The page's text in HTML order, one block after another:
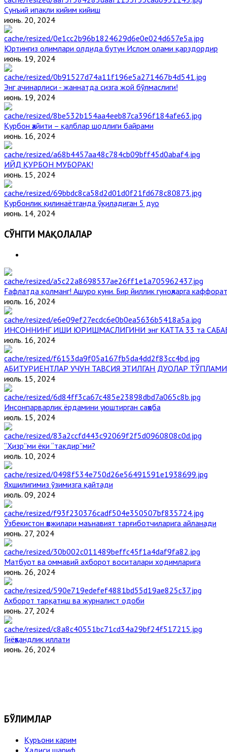
Сунъий ипакли кийим кийиш
июнь. 20, 2024
Юртингиз олимлари олдида бутун Ислом олами қарздордир
июнь. 19, 2024
Энг ачинарлиси - жаннатда сизга жой бўлмаслиги!
июнь. 19, 2024
Қурбон ҳайити – қалблар шодлиги байрами
июнь. 16, 2024
ИЙД ҚУРБОН МУБОРАК!
июнь. 15, 2024
Қурбонлик қилинаётганда ўқиладиган 5 дуо
июнь. 14, 2024
СЎНГГИ МАҚОЛАЛАР
Ғафлатда қолманг! Ашуро куни. Бир йиллик гуноҳларга
июль. 16, 2024
ИНСОННИНГ ИШИ ЮРИШМАСЛИГИНИ энг КАТТА 33 та
июль. 16, 2024
АБИТУРИЕНТЛАР УЧУН ТАВСИЯ ЭТИЛГАН ДУОЛАР ТЎПЛАМИ
июль. 15, 2024
Инсонпарварлик ёрдамини уюштирган саҳоба
июль. 15, 2024
“Ҳизр”ми ёки “тақдир”ми?
июль. 10, 2024
Яхшилигимиз ўзимизга қайтади
июль. 09, 2024
Ўзбекистон ҳожилари маънавият тарғиботчиларига айланади
июнь. 27, 2024
Матбуот ва оммавий ахборот воситалари ходимларига
июнь. 26, 2024
Ахборот тарқатиш ва журналист одоби
июнь. 27, 2024
Гиёҳвандлик иллати
июнь. 26, 2024
БЎЛИМЛАР
Қуръони карим
Ҳадиси шариф